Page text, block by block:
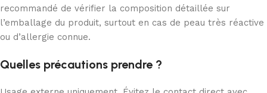
recommandé de vérifier la composition détaillée sur
l’emballage du produit, surtout en cas de peau très réactive
ou d’allergie connue.
Quelles précautions prendre ?